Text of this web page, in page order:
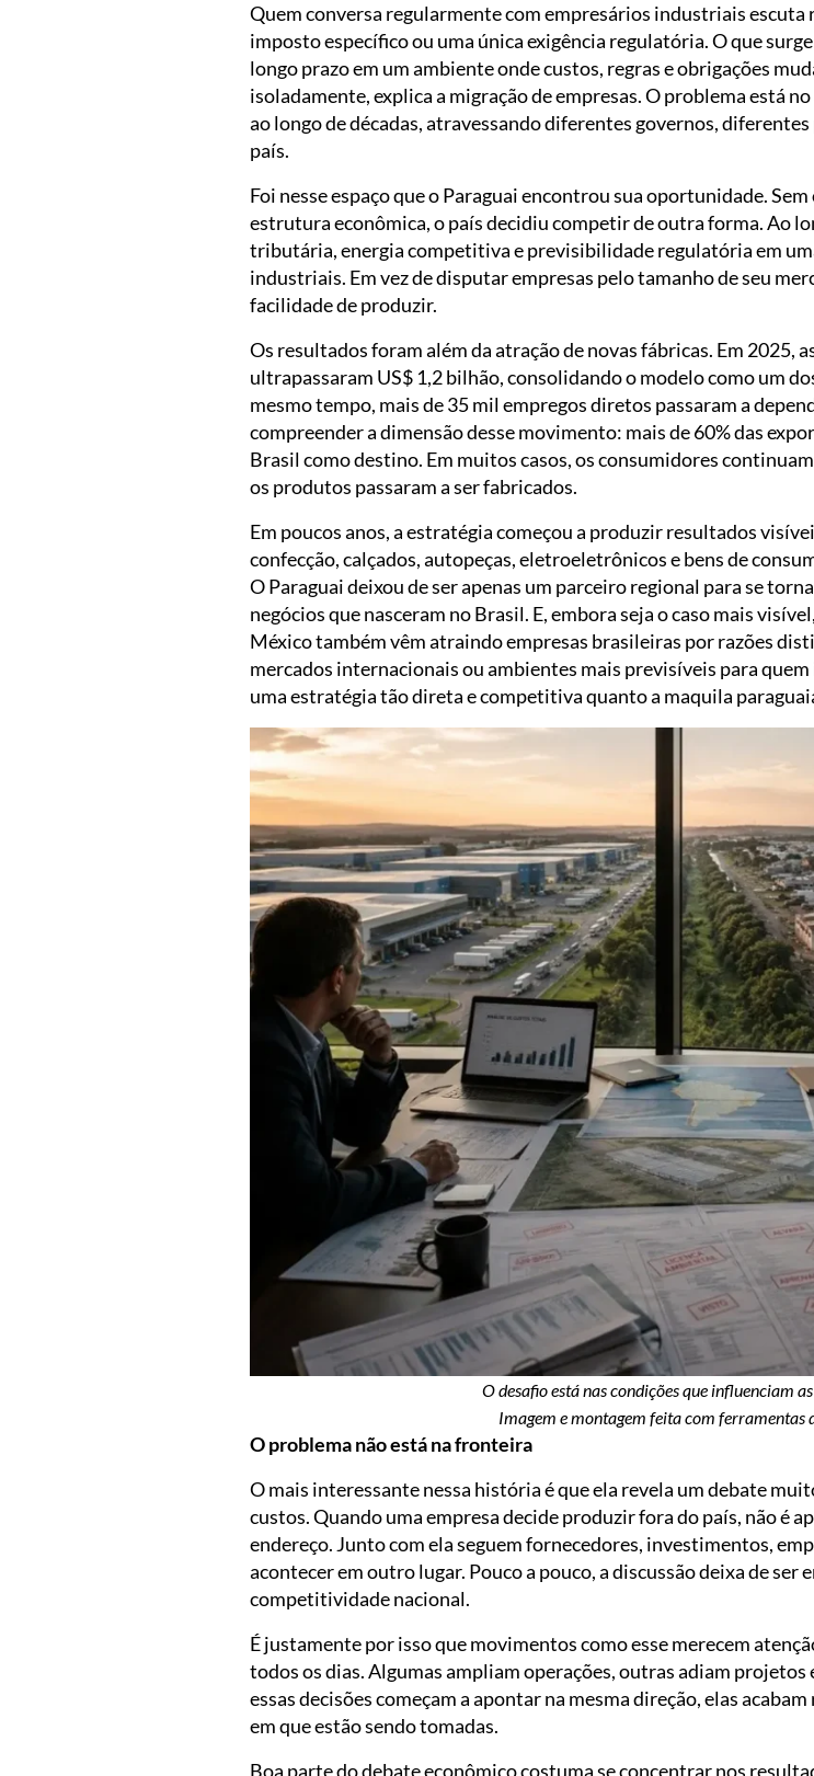
Quem conversa regularmente com empresários industriais
imposto específico ou uma única exigência regulatória. O que
longo prazo em um ambiente onde custos, regras e obrigações
isoladamente, explica a migração de empresas. O problema está
ao longo de décadas, atravessando diferentes governos,
país.
Foi nesse espaço que o Paraguai encontrou sua oportunidade.
estrutura econômica, o país decidiu competir de outra forma. Ao
tributária, energia competitiva e previsibilidade regulatória em
industriais. Em vez de disputar empresas pelo tamanho de seu
facilidade de produzir.
Os resultados foram além da atração de novas fábricas. Em 2025,
ultrapassaram US$ 1,2 bilhão, consolidando o modelo como um
mesmo tempo, mais de 35 mil empregos diretos passaram a
compreender a dimensão desse movimento: mais de 60% das
Brasil como destino. Em muitos casos, os consumidores
os produtos passaram a ser fabricados.
Em poucos anos, a estratégia começou a produzir resultados
confecção, calçados, autopeças, eletroeletrônicos e bens de
O Paraguai deixou de ser apenas um parceiro regional para se
negócios que nasceram no Brasil. E, embora seja o caso mais
México também vêm atraindo empresas brasileiras por razões
mercados internacionais ou ambientes mais previsíveis para
uma estratégia tão direta e competitiva quanto a maquila
O desafio está nas condições que influenciam
Imagem e montagem feita com ferramentas
O problema não está na fronteira
O mais interessante nessa história é que ela revela um debate
custos. Quando uma empresa decide produzir fora do país, não é
endereço. Junto com ela seguem fornecedores, investimentos,
acontecer em outro lugar. Pouco a pouco, a discussão deixa de ser
competitividade nacional.
É justamente por isso que movimentos como esse merecem
todos os dias. Algumas ampliam operações, outras adiam
essas decisões começam a apontar na mesma direção, elas
em que estão sendo tomadas.
Boa parte do debate econômico costuma se concentrar nos